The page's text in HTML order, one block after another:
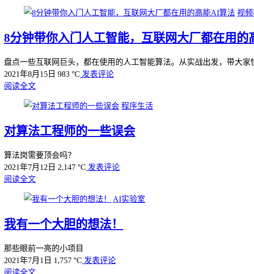
视
8分钟带你入门人工智能，互联网大厂都在用的
盘点一些互联网巨头，都在使用的人工智能算法。从实战出发，带大
2021年8月15日 983 °C 发表评论
阅读全文
程序生活
对算法工程师的一些误会
算法岗需要顶会吗？
2021年7月12日 2,147 °C 发表评论
阅读全文
AI实验室
我有一个大胆的想法！
那些眼前一亮的小项目
2021年7月1日 1,757 °C 发表评论
阅读全文